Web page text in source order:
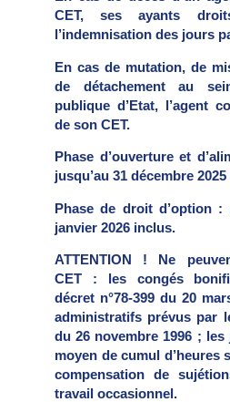
CET, ses ayants
l’indemnisation des jours
En cas de mutation, de
de détachement au
publique d’Etat, l’agent
de son CET.
Phase d’ouverture et
jusqu’au 31 décembre
Phase de droit d’option
janvier 2026 inclus.
ATTENTION ! Ne
CET : les congés
décret n°78-399 du 20
administratifs prévus par
du 26 novembre 1996 ;
moyen de cumul d’heures
compensation de
travail occasionnel.